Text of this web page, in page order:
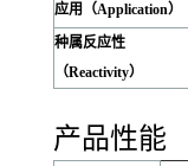
应用（Application）
种属反应性
（Reactivity）
产品性能